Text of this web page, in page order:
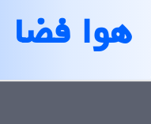
هوا فضا